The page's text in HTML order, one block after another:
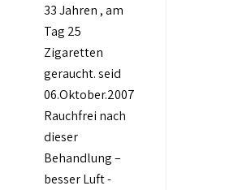
33 Jahren , am
Tag 25
Zigaretten
geraucht. seid
06.Oktober.2007
Rauchfrei nach
dieser
Behandlung –
besser Luft -